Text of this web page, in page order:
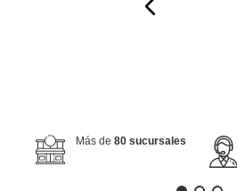
Más de 80 sucursales